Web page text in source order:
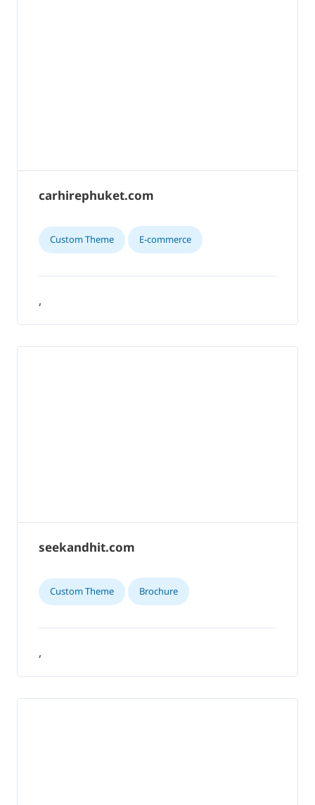
carhirephuket.com
Custom Theme E-commerce
,
seekandhit.com
Custom Theme Brochure
,